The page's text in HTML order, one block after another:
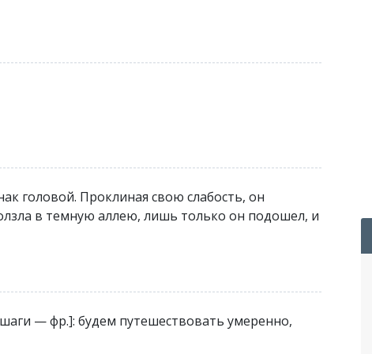
головой. Проклиная свою слабость, он
в темную аллею, лишь только он подошел, и
— фр.]: будем путешествовать умеренно,